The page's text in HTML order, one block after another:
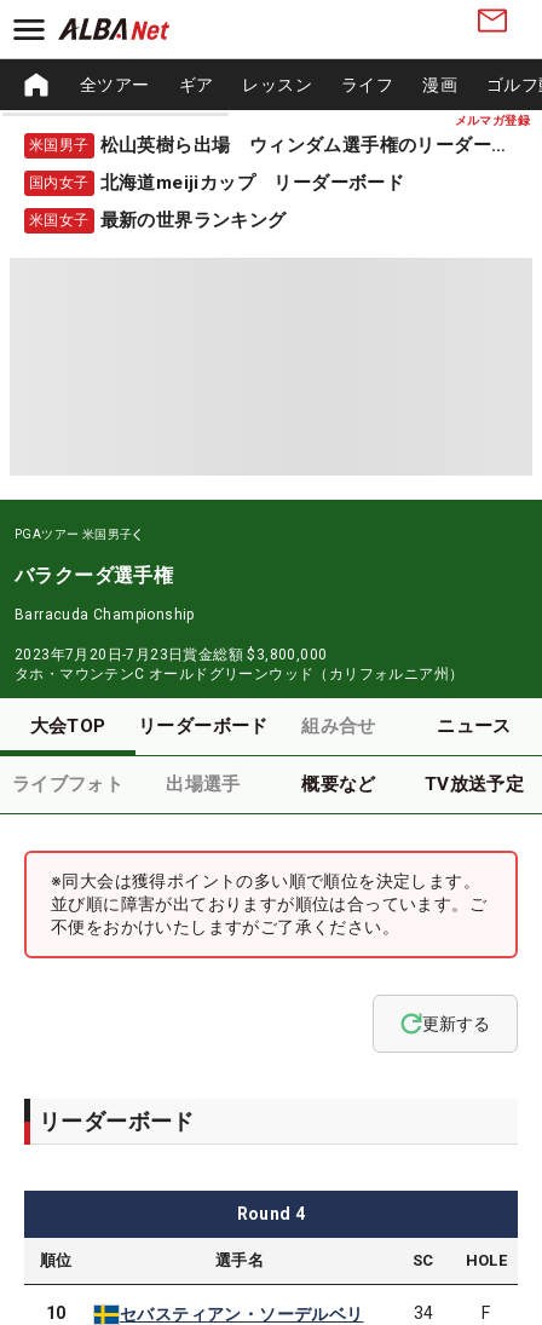
メルマガ登録
全ツアー ギア レッスン ライフ 漫画 ゴル
米国男子 松山英樹ら出場 ウィンダム選手権のリーダーボード
国内女子 北海道meijiカップ リーダーボード
米国女子 最新の世界ランキング
PGAツアー 米国男子
バラクーダ選手権
Barracuda Championship
2023年7月20日-7月23日賞金総額 $3,800,000
タホ・マウンテンC オールドグリーンウッド（カリフォルニア州）
大会TOP リーダーボード 組み合せ ニュース
ライブフォト 出場選手 概要など TV放送予定
※同大会は獲得ポイントの多い順で順位を決定します。
並び順に障害が出ておりますが順位は合っています。ご
不便をおかけいたしますがご了承ください。
更新する
リーダーボード
Round 4
順位 選手名 SC HOLE
10 セバスティアン・ソーデルベリ 34 F